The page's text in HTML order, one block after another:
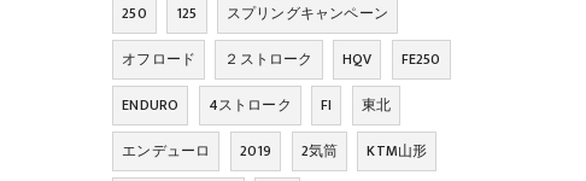
250
125
スプリングキャンペーン
オフロード
２ストローク HQV
FE250
ENDURO
4ストローク FI
東北
エンデューロ
2019 2気筒
KTM山形